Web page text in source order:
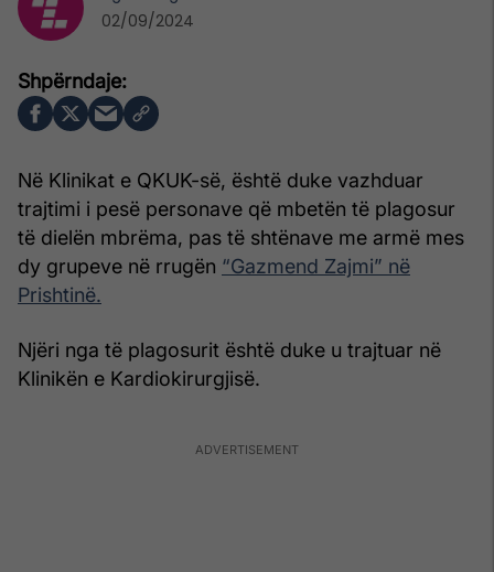
Në Klinikat e QKUK-së, është duke vazhduar
trajtimi i pesë personave që mbetën të plagosur
të dielën mbrëma, pas të shtënave me armë mes
dy grupeve në rrugën “Gazmend Zajmi” në
Prishtinë.
Njëri nga të plagosurit është duke u trajtuar në
Klinikën e Kardiokirurgjisë.
02/09/2024